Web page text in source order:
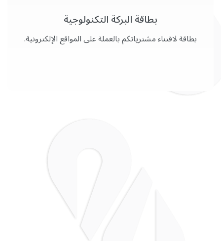
بطاقة البركة التكنولوجية
بطاقة لاقتناء مشترياتكم بالعملة على المواقع الإلكترونية.